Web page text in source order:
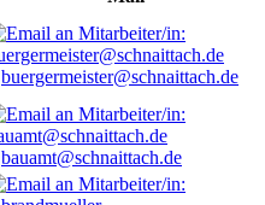
buergermeister@schnaittach.de
bauamt@schnaittach.de